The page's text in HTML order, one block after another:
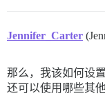
Jennifer_Carter
那么，我该如何设置
还可以使用哪些其他